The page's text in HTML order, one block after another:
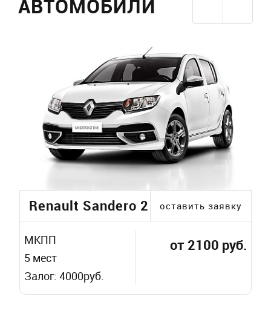
АВТОМОБИЛИ
Renault Sandero 2 оставить заявку
МКПП
5 мест
Залог: 4000руб.
от 2100 руб.